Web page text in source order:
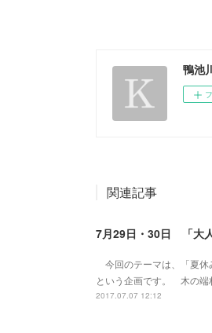
鴨池
関連記事
7月29日・30日 「大
今回のテーマは、「夏休
という企画です。 木の端
2017.07.07 12:12